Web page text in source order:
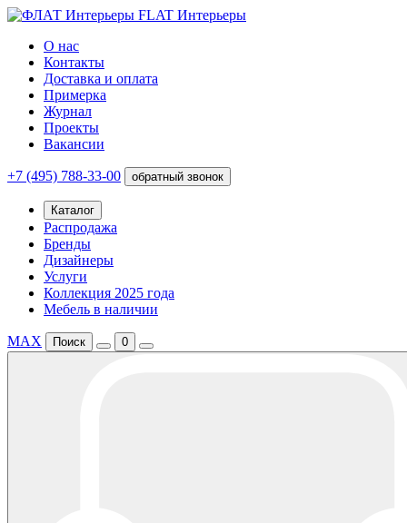
FLAT Интерьеры
О нас
Контакты
Доставка и оплата
Примерка
Журнал
Проекты
Вакансии
+7 (495) 788-33-00 обратный звонок
Каталог
Распродажа
Бренды
Дизайнеры
Услуги
Коллекция 2025 года
Мебель в наличии
MAX Поиск 0